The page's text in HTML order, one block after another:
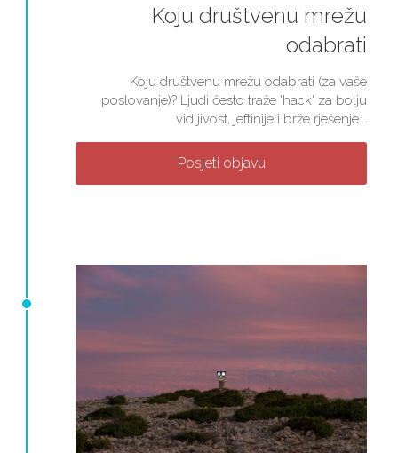
Koju društvenu mrežu
odabrati
Koju društvenu mrežu odabrati (za vaše
poslovanje)? Ljudi često traže 'hack' za bolju
vidljivost, jeftinije i brže rješenje...
Posjeti objavu